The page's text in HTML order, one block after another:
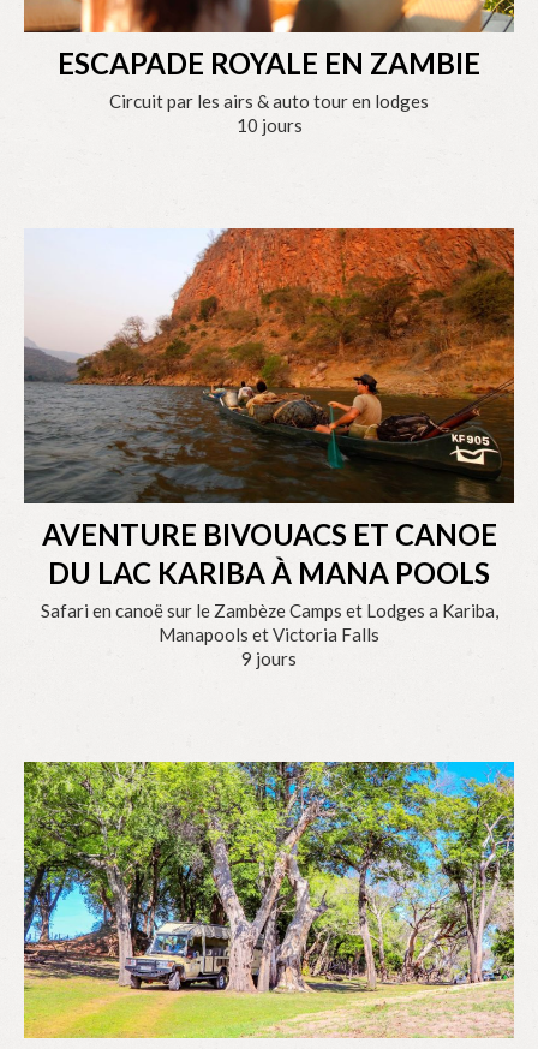
ESCAPADE ROYALE EN ZAMBIE
Circuit par les airs & auto tour en lodges
10 jours
AVENTURE BIVOUACS ET CANOE
DU LAC KARIBA À MANA POOLS
Safari en canoë sur le Zambèze Camps et Lodges a Kariba,
Manapools et Victoria Falls
9 jours